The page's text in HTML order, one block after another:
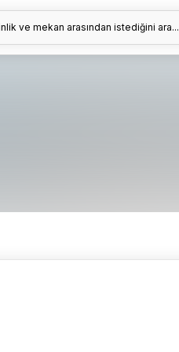
ve mekan arasından istediğini ara...